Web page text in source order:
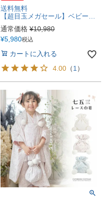
送料無料
【超目玉メガセール】ベビー袴ワンピース 女の子 袴風 ベビー服 ベビー袴 着物 和装 お食い初め お宮参り 100日祝い お正月 オリジナル和柄 キャサリンコテージ TAK
通常価格 ¥10,980
¥5,980税込
カートに入れる
4.00 （1 ）